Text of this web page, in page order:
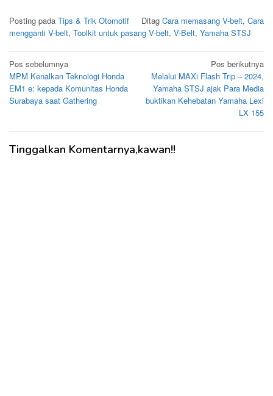
Posting pada Tips & Trik Otomotif Ditag Cara memasang V-belt, Cara
mengganti V-belt, Toolkit untuk pasang V-belt, V-Belt, Yamaha STSJ
Navigasi
pos
Pos sebelumnya
MPM Kenalkan Teknologi Honda
EM1 e: kepada Komunitas Honda
Surabaya saat Gathering
Pos berikutnya
Melalui MAXi Flash Trip – 2024,
Yamaha STSJ ajak Para Media
buktikan Kehebatan Yamaha Lexi
LX 155
Tinggalkan Komentarnya,kawan!!